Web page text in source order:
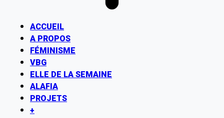
ACCUEIL
A PROPOS
FÉMINISME
VBG
ELLE DE LA SEMAINE
ALAFIA
PROJETS
+